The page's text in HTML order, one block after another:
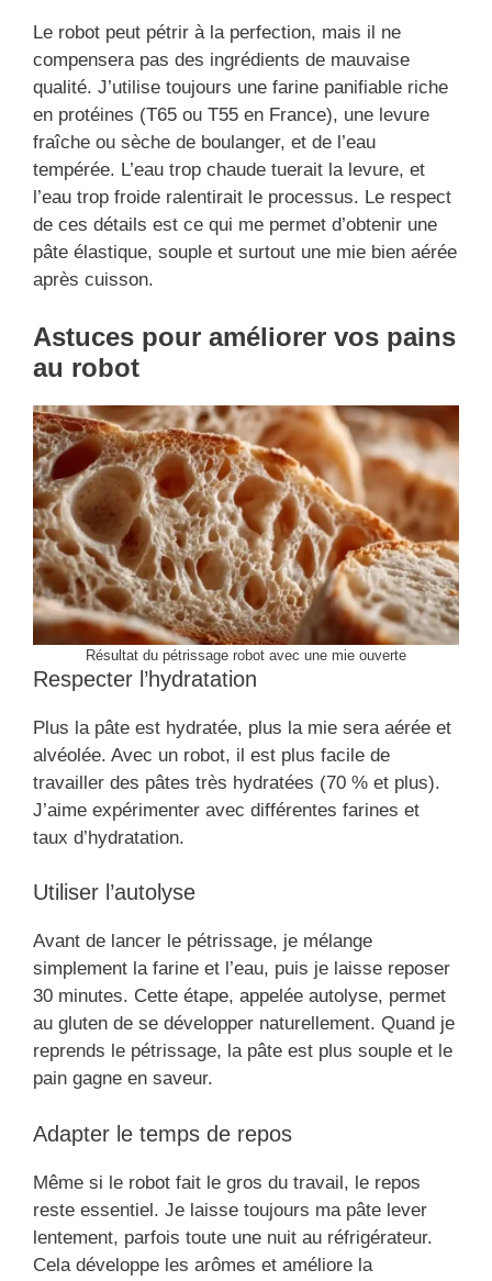
Le robot peut pétrir à la perfection, mais il ne
compensera pas des ingrédients de mauvaise
qualité. J’utilise toujours une farine panifiable riche
en protéines (T65 ou T55 en France), une levure
fraîche ou sèche de boulanger, et de l’eau
tempérée. L’eau trop chaude tuerait la levure, et
l’eau trop froide ralentirait le processus. Le respect
de ces détails est ce qui me permet d’obtenir une
pâte élastique, souple et surtout une mie bien aérée
après cuisson.
Astuces pour améliorer vos pains
au robot
Résultat du pétrissage robot avec une mie ouverte
Respecter l’hydratation
Plus la pâte est hydratée, plus la mie sera aérée et
alvéolée. Avec un robot, il est plus facile de
travailler des pâtes très hydratées (70 % et plus).
J’aime expérimenter avec différentes farines et
taux d’hydratation.
Utiliser l’autolyse
Avant de lancer le pétrissage, je mélange
simplement la farine et l’eau, puis je laisse reposer
30 minutes. Cette étape, appelée autolyse, permet
au gluten de se développer naturellement. Quand je
reprends le pétrissage, la pâte est plus souple et le
pain gagne en saveur.
Adapter le temps de repos
Même si le robot fait le gros du travail, le repos
reste essentiel. Je laisse toujours ma pâte lever
lentement, parfois toute une nuit au réfrigérateur.
Cela développe les arômes et améliore la